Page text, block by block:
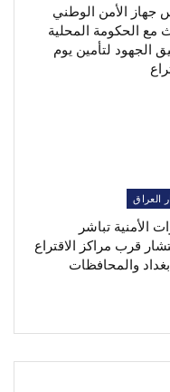
جهاز الأمن الوطني
مع الحكومة المحلية
الجهود لتأمين يوم
العراق
الأمنية تباشر
قرب مراكز الاقتراع
والمحافظات